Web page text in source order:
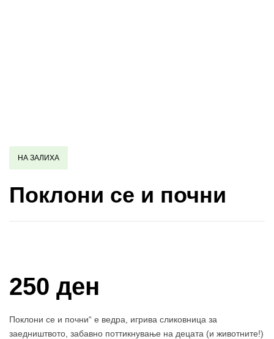
НА ЗАЛИХА
Поклони се и почни
250 ден
Поклони се и почни“ е ведра, игрива сликовница за
заедништвото, забавно поттикнување на децата (и животните!)